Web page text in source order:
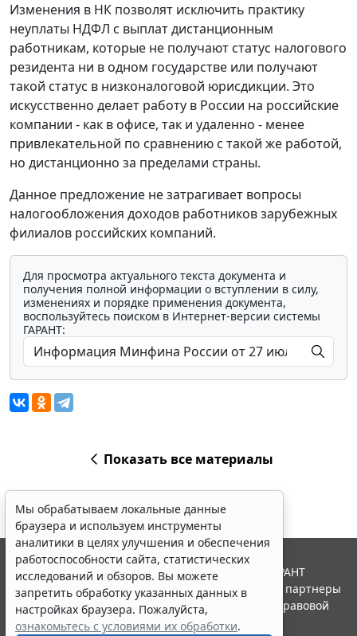
Изменения в НК позволят исключить практику
неуплаты НДФЛ с выплат дистанционным
работникам, которые не получают статус налогового
резидента ни в одном государстве или получают
такой статус в низконалоговой юрисдикции. Это
искусственно делает работу в России на российские
компании - как в офисе, так и удаленно - менее
привлекательной по сравнению с такой же работой,
но дистанционно за пределами страны.
Данное предложение не затрагивает вопросы
налогообложения доходов работников зарубежных
филиалов российских компаний.
Для просмотра актуального текста документа и
получения полной информации о вступлении в силу,
изменениях и порядке применения документа,
воспользуйтесь поиском в Интернет-версии системы
ГАРАНТ:
Показать все материалы
Мы обрабатываем локальные данные
браузера и используем инструменты
аналитики в целях улучшения и обеспечения
работоспособности сайта, статистических
исследований и обзоров. Вы можете
запретить обработку указанных данных в
настройках браузера. Пожалуйста,
ознакомьтесь с условиями их обработки.
© ООО "НПП "ГАРАНТ-СЕРВИС", 2026. Система ГАРАНТ
выпускается с 1990 года. Компания "Гарант" и ее партнеры
являются участниками Российской ассоциации правовой
информации ГАРАНТ.